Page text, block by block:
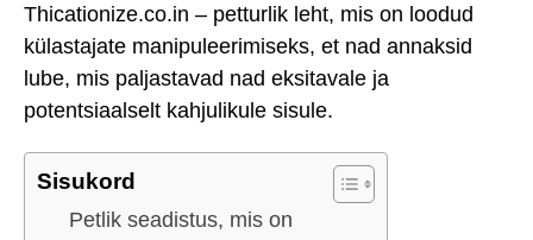
Thicationize.co.in – petturlik leht, mis on loodud
külastajate manipuleerimiseks, et nad annaksid
lube, mis paljastavad nad eksitavale ja
potentsiaalselt kahjulikule sisule.
Sisukord
Petlik seadistus, mis on